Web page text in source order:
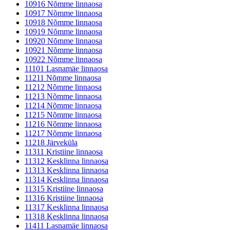
10916 Nõmme linnaosa
10917 Nõmme linnaosa
10918 Nõmme linnaosa
10919 Nõmme linnaosa
10920 Nõmme linnaosa
10921 Nõmme linnaosa
10922 Nõmme linnaosa
11101 Lasnamäe linnaosa
11211 Nõmme linnaosa
11212 Nõmme linnaosa
11213 Nõmme linnaosa
11214 Nõmme linnaosa
11215 Nõmme linnaosa
11216 Nõmme linnaosa
11217 Nõmme linnaosa
11218 Järveküla
11311 Kristiine linnaosa
11312 Kesklinna linnaosa
11313 Kesklinna linnaosa
11314 Kesklinna linnaosa
11315 Kristiine linnaosa
11316 Kristiine linnaosa
11317 Kesklinna linnaosa
11318 Kesklinna linnaosa
11411 Lasnamäe linnaosa